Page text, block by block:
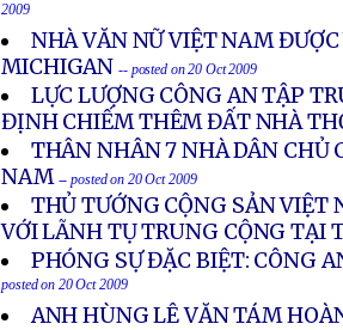
2009
NHÀ VĂN NỮ VIỆT NAM
MICHIGAN -- posted on 20 Oct 2009
LỰC LƯỢNG CÔNG AN TẬP
ĐỊNH CHIẾM THÊM ĐẤT NHÀ
THÂN NHÂN 7 NHÀ DÂN CHỦ
NAM -- posted on 20 Oct 2009
THỦ TƯỚNG CỘNG SẢN
VỚI LÃNH TỤ TRUNG CỘNG TẠI
PHÓNG SỰ ĐẶC BIỆT: CÔNG
posted on 20 Oct 2009
ANH HÙNG LÊ VĂN TÁM